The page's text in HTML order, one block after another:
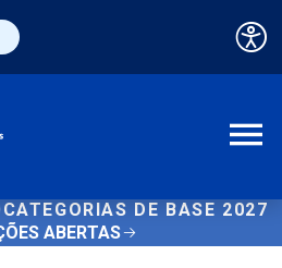
CATEGORIAS DE BASE 2027
ABERTAS